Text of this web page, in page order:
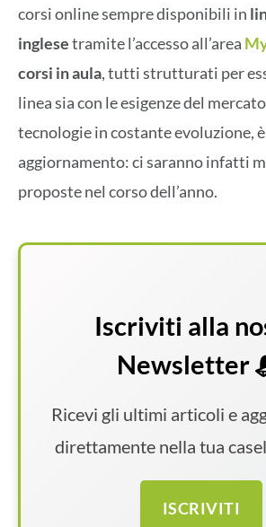
corsi online sempre disponibili in
inglesetramite l’accesso all’area
corsi in aula, tutti strutturati per
linea sia con le esigenze del
tecnologie in costante evoluzione,
aggiornamento: ci saranno infatti
proposte nel corso dell’anno.
Iscriviti alla
Newsletter
Ricevi gli ultimi articoli e
direttamente nella tua
ISCRIVITI